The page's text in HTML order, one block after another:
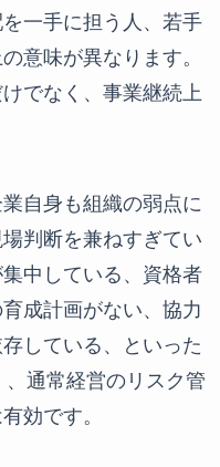
一手に担う人、若手
意味が異なります。
でなく、事業継続上
自身も組織の弱点に
判断を兼ねすぎてい
中している、資格者
成計画がない、協力
している、といった
通常経営のリスク管
効です。